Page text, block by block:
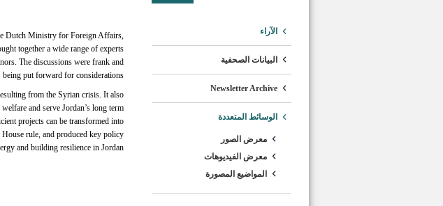
الآراء
البيانات الصحفية
Newsletter Archive
الوسائط المتعددة
معرض الصور
معرض الفيديوهات
المواضيع المصورة
Dutch Ministry for Foreign Affairs,
together a wide range of experts
The discussions were frank and
put forward for considerations.
from the Syrian crisis. It also
and serve Jordan’s long term
projects can be transformed into
rule, and produced key policy
and building resilience in Jordan